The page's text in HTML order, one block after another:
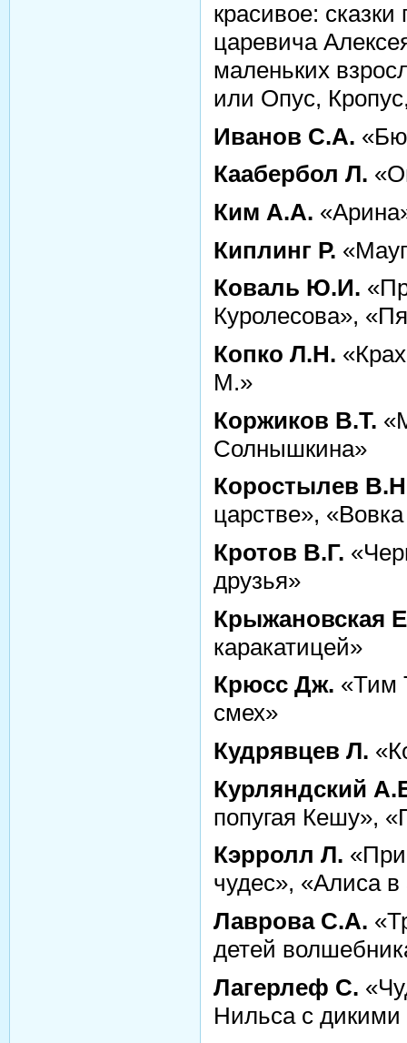
красивое:
царевича
маленьких
или Опус,
Иванов С.А.
Каабербол Л.
Ким А.А.
Киплинг Р.
Коваль Ю.И.
Куролесова»,
Копко Л.Н.
М.»
Коржиков В.Т.
Солнышкина»
Коростылев
царстве»,
Кротов В.Г.
друзья»
Крыжановская
каракатицей»
Крюсс Дж. «Тим
смех»
Кудрявцев Л.
Курляндский
попугая Кешу»,
Кэрролл Л.
чудес», «Алиса
Лаврова С.А.
детей
Лагерлеф С.
Нильса с дикими